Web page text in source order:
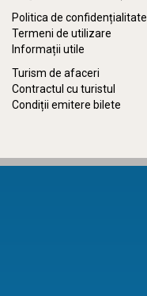
Politica de confidențialitate
Termeni de utilizare
Informații utile
Turism de afaceri
Contractul cu turistul
Condiții emitere bilete